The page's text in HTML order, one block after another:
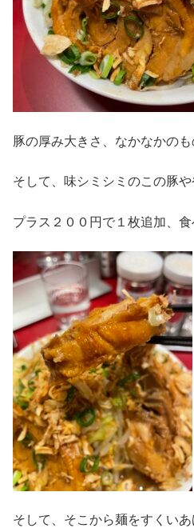
豚の厚み大きさ、なかなかのも
そして、味シミシミのこの豚
プラス２００円で１枚追加、食
そして、そこから麺をすくいあ